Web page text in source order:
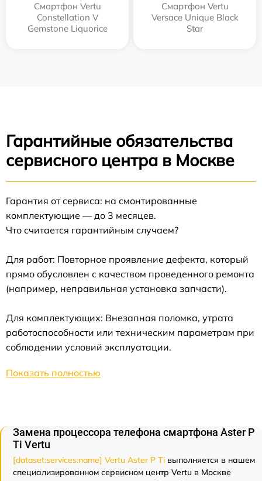
Смартфон Vertu
Constellation V
Gemstone Liquorice
Смартфон Vertu
Versace Unique Black
Star
Гарантийные обязательства
сервисного центра в Москве
Гарантия от сервиса: на смонтированные
комплектующие — до 3 месяцев.
Что считается гарантийным случаем?
Для работ: Повторное проявление дефекта, который
прямо обусловлен с качеством проведенного ремонта
(например, неправильная установка запчасти).
Для комплектующих: Внезапная поломка, утрата
работоспособности или техническим параметрам при
соблюдении условий эксплуатации.
Показать полностью
Замена процессора телефона смартфона Aster P
Ti Vertu
[dataset:services:name] Vertu Aster P Ti выполняется в нашем
специализированном сервисном центр Vertu в Москве